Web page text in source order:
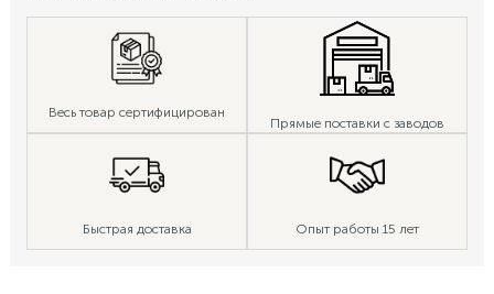
Весь товар сертифицирован
Прямые поставки с заводов
Быстрая доставка Опыт работы 15 лет